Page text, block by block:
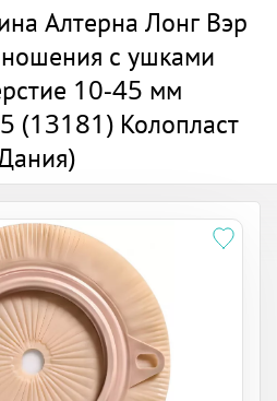
Алтерна Лонг Вэр
с ушками
10-45 мм
Колопласт